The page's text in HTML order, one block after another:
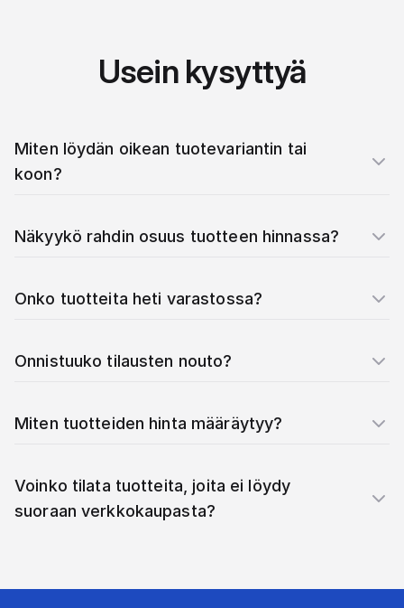
Usein kysyttyä
Miten löydän oikean tuotevariantin tai
koon?
Näkyykö rahdin osuus tuotteen hinnassa?
Onko tuotteita heti varastossa?
Onnistuuko tilausten nouto?
Miten tuotteiden hinta määräytyy?
Voinko tilata tuotteita, joita ei löydy
suoraan verkkokaupasta?